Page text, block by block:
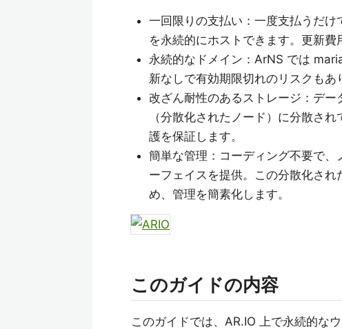
一回限りの支払い：一度支払うだ
を永続的にホストできます。更新費
永続的なドメイン：ArNS では
新なしで有効期限切れのリスクもあ
改ざん耐性のあるストレージ：デ
（分散化されたノード）に分散さ
護を保証します。
簡単な管理：コーディング不要で
ーフェイスを提供。この分散化さ
め、管理を簡素化します。
このガイドの内容
このガイドでは、AR.IO 上で永続的な